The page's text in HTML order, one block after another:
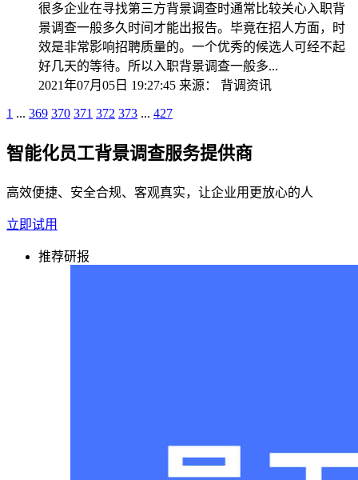
很多企业在寻找第三方背景调查时通常比较关心入职背
景调查一般多久时间才能出报告。毕竟在招人方面，时
效是非常影响招聘质量的。一个优秀的候选人可经不起
好几天的等待。所以入职背景调查一般多...
2021年07月05日 19:27:45 来源： 背调资讯
1 ... 369 370 371 372 373 ... 427
智能化员工背景调查服务提供商
高效便捷、安全合规、客观真实，让企业用更放心的人
立即试用
推荐研报